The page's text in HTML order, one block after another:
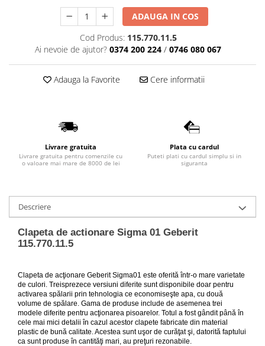
Lavoare pe blat
Lavoare sub blat
Lavoare pe mobilier
Bideuri stative
Bideuri suspendate
Vase WC suspendate
WC pentru persoane cu dizabilitati
Capace
Capace WC clasice
Capace bideuri
Pisoare
ADAUGA IN COS
Cod Produs: 115.770.11.5
Ai nevoie de ajutor? 0374 200 224 / 0746 080 067
Adauga la Favorite Cere informatii
Livrare gratuita
Livrare gratuita pentru comenzile cu
o valoare mai mare de 8000 de lei
Plata cu cardul
Puteti plati cu cardul simplu si in
siguranta
Descriere
Clapeta de actionare Sigma 01 Geberit
115.770.11.5
Clapeta de acţionare Geberit Sigma01 este oferită într-o mare varietate
de culori. Treisprezece versiuni diferite sunt disponibile doar pentru
activarea spălarii prin tehnologia ce economiseşte apa, cu două
volume de spălare. Gama de produse include de asemenea trei
modele diferite pentru acţionarea pisoarelor. Totul a fost gândit până în
cele mai mici detalii în cazul acestor clapete fabricate din material
plastic de bună calitate. Acestea sunt uşor de curăţat şi, datorită faptului
ca sunt produse în cantităţi mari, au preţuri rezonabile.